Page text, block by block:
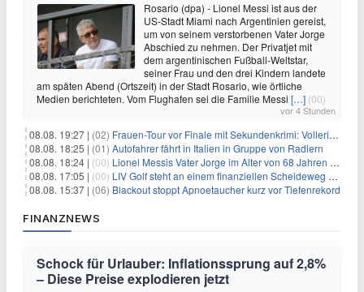
Rosario (dpa) - Lionel Messi ist aus der
US-Stadt Miami nach Argentinien gereist,
um von seinem verstorbenen Vater Jorge
Abschied zu nehmen. Der Privatjet mit
dem argentinischen Fußball-Weltstar,
seiner Frau und den drei Kindern landete
am späten Abend (Ortszeit) in der Stadt Rosario, wie örtliche
Medien berichteten. Vom Flughafen sei die Familie Messi […] (00)
vor 4 Stunden
08.08. 19:27 | (02) Frauen-Tour vor Finale mit Sekundenkrimi: Vollering in Gelb
08.08. 18:25 | (01) Autofahrer fährt in Italien in Gruppe von Radlern
08.08. 18:24 | (00) Lionel Messis Vater Jorge im Alter von 68 Jahren gestorben
08.08. 17:05 | (00) LIV Golf steht an einem finanziellen Scheideweg auf der Suche nach neuen Investitionen
08.08. 15:37 | (06) Blackout stoppt Apnoetaucher kurz vor Tiefenrekord
FINANZNEWS
Schock für Urlauber: Inflationssprung auf 2,8%
– Diese Preise explodieren jetzt